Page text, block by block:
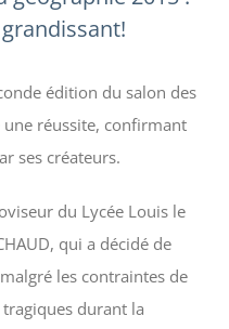
édition du salon des
réussite, confirmant
ses créateurs.
du Lycée Louis le
qui a décidé de
les contraintes de
durant la